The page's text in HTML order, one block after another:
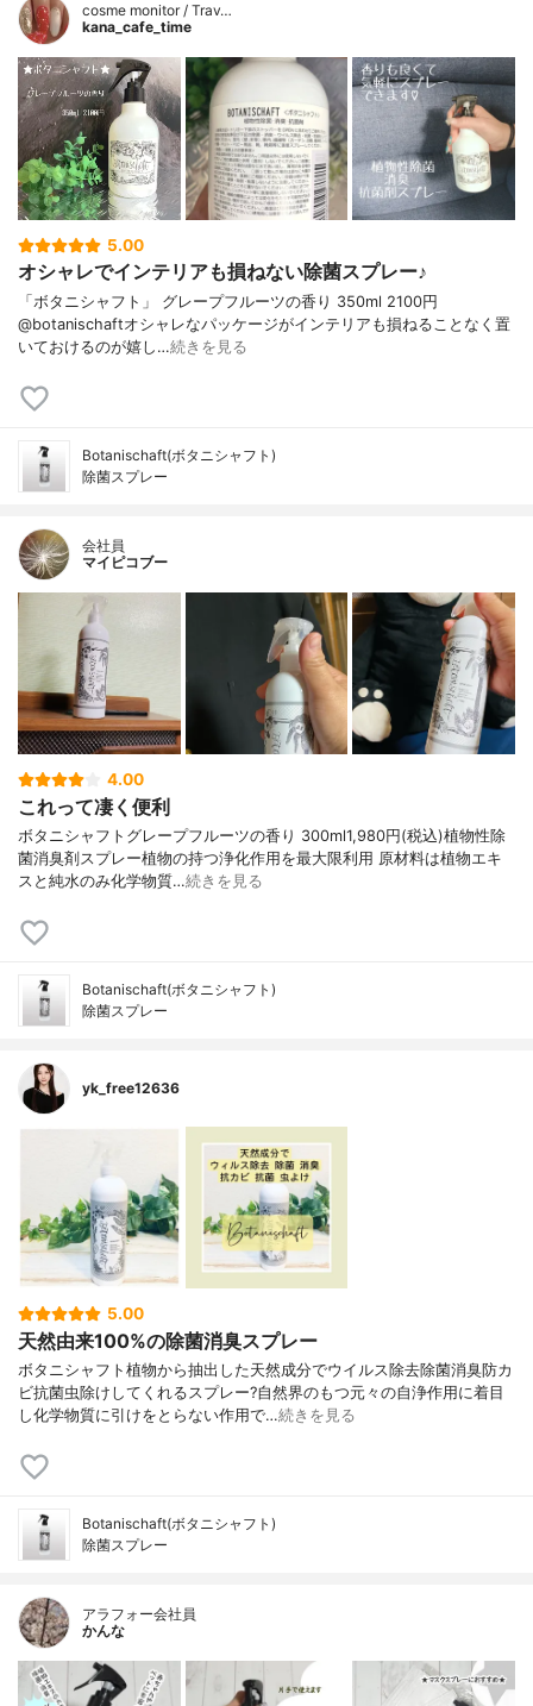
cosme monitor / Trav…
kana_cafe_time
5.00
オシャレでインテリアも損ねない除菌スプレー♪
「ボタニシャフト」 グレープフルーツの香り 350ml 2100円
@botanischaftオシャレなパッケージがインテリアも損ねることなく置
いておけるのが嬉し…続きを見る
Botanischaft(ボタニシャフト)
除菌スプレー
会社員
マイピコブー
4.00
これって凄く便利
ボタニシャフトグレープフルーツの香り 300ml1,980円(税込)植物性除
菌消臭剤スプレー植物の持つ浄化作用を最大限利用 原材料は植物エキ
スと純水のみ化学物質…続きを見る
Botanischaft(ボタニシャフト)
除菌スプレー
yk_free12636
5.00
天然由来100%の除菌消臭スプレー
ボタニシャフト植物から抽出した天然成分でウイルス除去除菌消臭防カ
ビ抗菌虫除けしてくれるスプレー?自然界のもつ元々の自浄作用に着目
し化学物質に引けをとらない作用で…続きを見る
Botanischaft(ボタニシャフト)
除菌スプレー
アラフォー会社員
かんな